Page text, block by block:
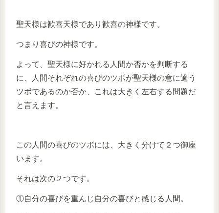
聖天様は歓喜天様であり歓喜の神様です。
つまり喜びの神様です。
よって、聖天様に好かれる人間か否かを判断する
に、人間それぞれの喜びのツボが聖天様の意に適う
ツボであるのか否か、これは大きく左右する問題だ
と言えます。
この人間の喜びのツボには、大きく分けて２つ御座
います。
それは次の２つです。
①自分の喜びを重んじ自分の喜びと感じる人間。